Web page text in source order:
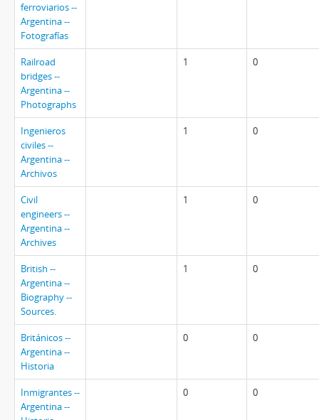
ferroviarios --
Argentina --
Fotografías
Railroad
bridges --
Argentina --
Photographs
1 0
Ingenieros
civiles --
Argentina --
Archivos
1 0
Civil
engineers --
Argentina --
Archives
1 0
British --
Argentina --
Biography --
Sources.
1 0
Británicos --
Argentina --
Historia
0 0
Inmigrantes --
Argentina --
0 0